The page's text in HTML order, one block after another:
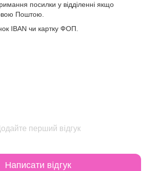
посилки у відділенні якщо
Поштою.
IBAN чи картку ФОП.
перший відгук
Написати відгук